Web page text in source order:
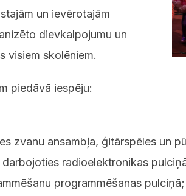
un ievērotajām
dievkalpojumu un
visiem skolēniem.
piedāvā iespēju:
zvanu ansambļa, ģitārspēles un
radioelektronikas
programmēšanas pulciņā;